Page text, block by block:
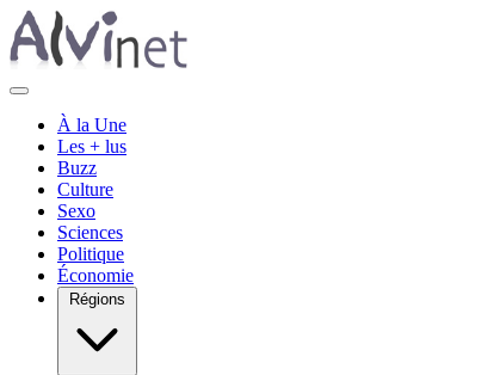
À la Une
Les + lus
Buzz
Culture
Sexo
Sciences
Politique
Économie
Régions